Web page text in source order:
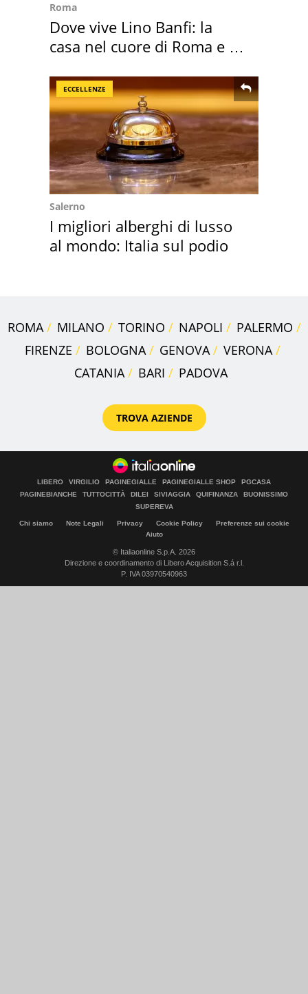
Roma
Dove vive Lino Banfi: la
casa nel cuore di Roma e i
ECCELLENZE
Salerno
I migliori alberghi di lusso
al mondo: Italia sul podio
ROMA MILANO TORINO NAPOLI
PALERMO
FIRENZE
BOLOGNA GENOVA
VERONA
CATANIA
BARI PADOVA
TROVA AZIENDE
LIBERO VIRGILIO PAGINEGIALLE PAGINEGIALLE SHOP
PGCASA
PAGINEBIANCHE
TUTTOCITTÀ DILEI SIVIAGGIA QUIFINANZA
BUONISSIMO
SUPEREVA
Chi siamo Note Legali Privacy Cookie Policy
Preferenze sui cookie
Aiuto
© Italiaonline S.p.A. 2026
Direzione e coordinamento di Libero Acquisition S.á r.l.
P. IVA 03970540963